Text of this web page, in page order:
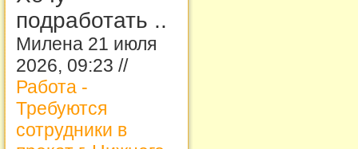
подработать ..
Милена 21 июля
2026, 09:23 //
Работа -
Требуются
сотрудники в